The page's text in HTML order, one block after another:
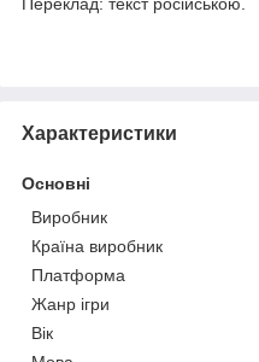
Характеристики
Основні
Виробник
Країна виробник
Платформа
Жанр ігри
Вік